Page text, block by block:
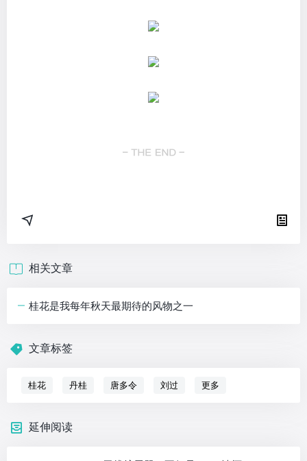
相关文章
桂花是我每年秋天最期待的风物之一
文章标签
桂花 丹桂 唐多令 刘过 更多
延伸阅读